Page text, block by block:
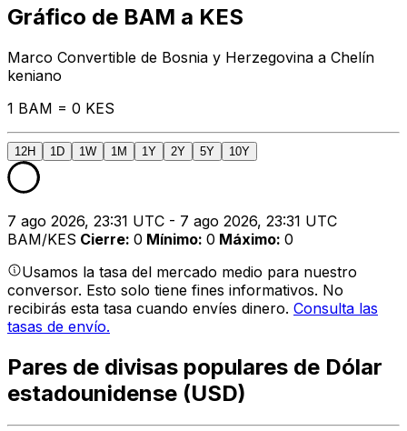
Gráfico de BAM a KES
Marco Convertible de Bosnia y Herzegovina a Chelín
keniano
1 BAM = 0 KES
12H 1D 1W 1M 1Y 2Y 5Y 10Y
7 ago 2026, 23:31 UTC - 7 ago 2026, 23:31 UTC
BAM/KES Cierre: 0 Mínimo: 0 Máximo: 0
Usamos la tasa del mercado medio para nuestro
conversor. Esto solo tiene fines informativos. No
recibirás esta tasa cuando envíes dinero. Consulta las
tasas de envío.
Pares de divisas populares de Dólar
estadounidense (USD)